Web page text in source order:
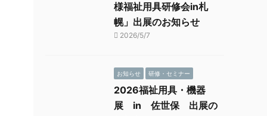
様福祉用具研修会in札
幌」出展のお知らせ
2026/5/7
お知らせ 研修・セミナー
2026福祉用具・機器
展 in 佐世保 出展の